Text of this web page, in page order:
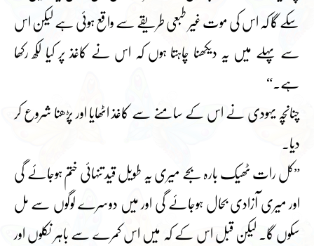
سکے گا کہ اس کی موت غیر طبعی طریقے سے واقع ہوئی ہے لیکن اس
سے پہلے میں یہ دیکھنا چاہتا ہوں کہ اس نے کاغذ پر کیا لکھ رکھا
ہے۔“
چنانچہ یہودی نے اس کے سامنے سے کاغذ اٹھایا اور پڑھنا شروع کر
دیا۔
”کل رات ٹھیک بارہ بجے میری یہ طویل قید تنہائی ختم ہوجائے گی
اور میری آزادی بحال ہوجائے گی اور میں دوسرے لوگوں سے مل
سکوں گا۔ لیکن قبل اس کے کہ میں اس کمرے سے باہر نکلوں اور